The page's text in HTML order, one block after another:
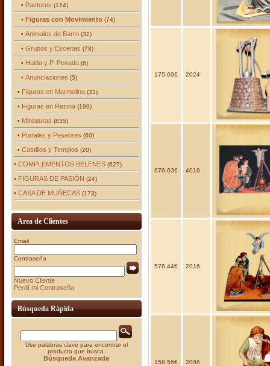
• Pastores (124)
• Figuras con Movimiento(74)
• Animales de Barro(32)
• Grupos y Escenas (78)
• Huida y P. Posada(6)
• Anunciaciones (5)
• Figuras en Marmolina(33)
• Figuras en Resina(199)
• Miniaturas (835)
• Portales y Pesebres (60)
• Castillos y Templos (20)
• COMPLEMENTOS BELENES(627)
• FIGURAS DE PASIÓN (24)
• CASA DE MUÑECAS(173)
Area de Clientes
Email
Contraseña
Nuevo Cliente
Perdí mi Contraseña
Búsqueda Rápida
Use palabras clave para encontrar el
producto que busca.
Búsqueda Avanzada
175.69€ 2024
676.63€ 4016
576.44€ 2016
158.56€ 2006